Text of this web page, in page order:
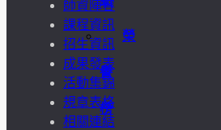
榮
譽
榜
師資陣容
課程資訊
招生資訊
成果發表
活動集錦
規章表格
相關連結